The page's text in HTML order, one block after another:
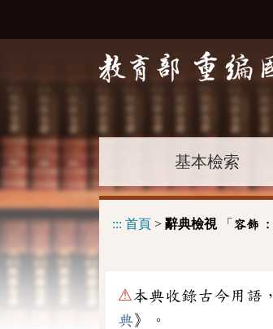
基本檢索
::: 首頁 > 辭典檢視「 容飾 :
⚠本典收錄古今用語，
典》。